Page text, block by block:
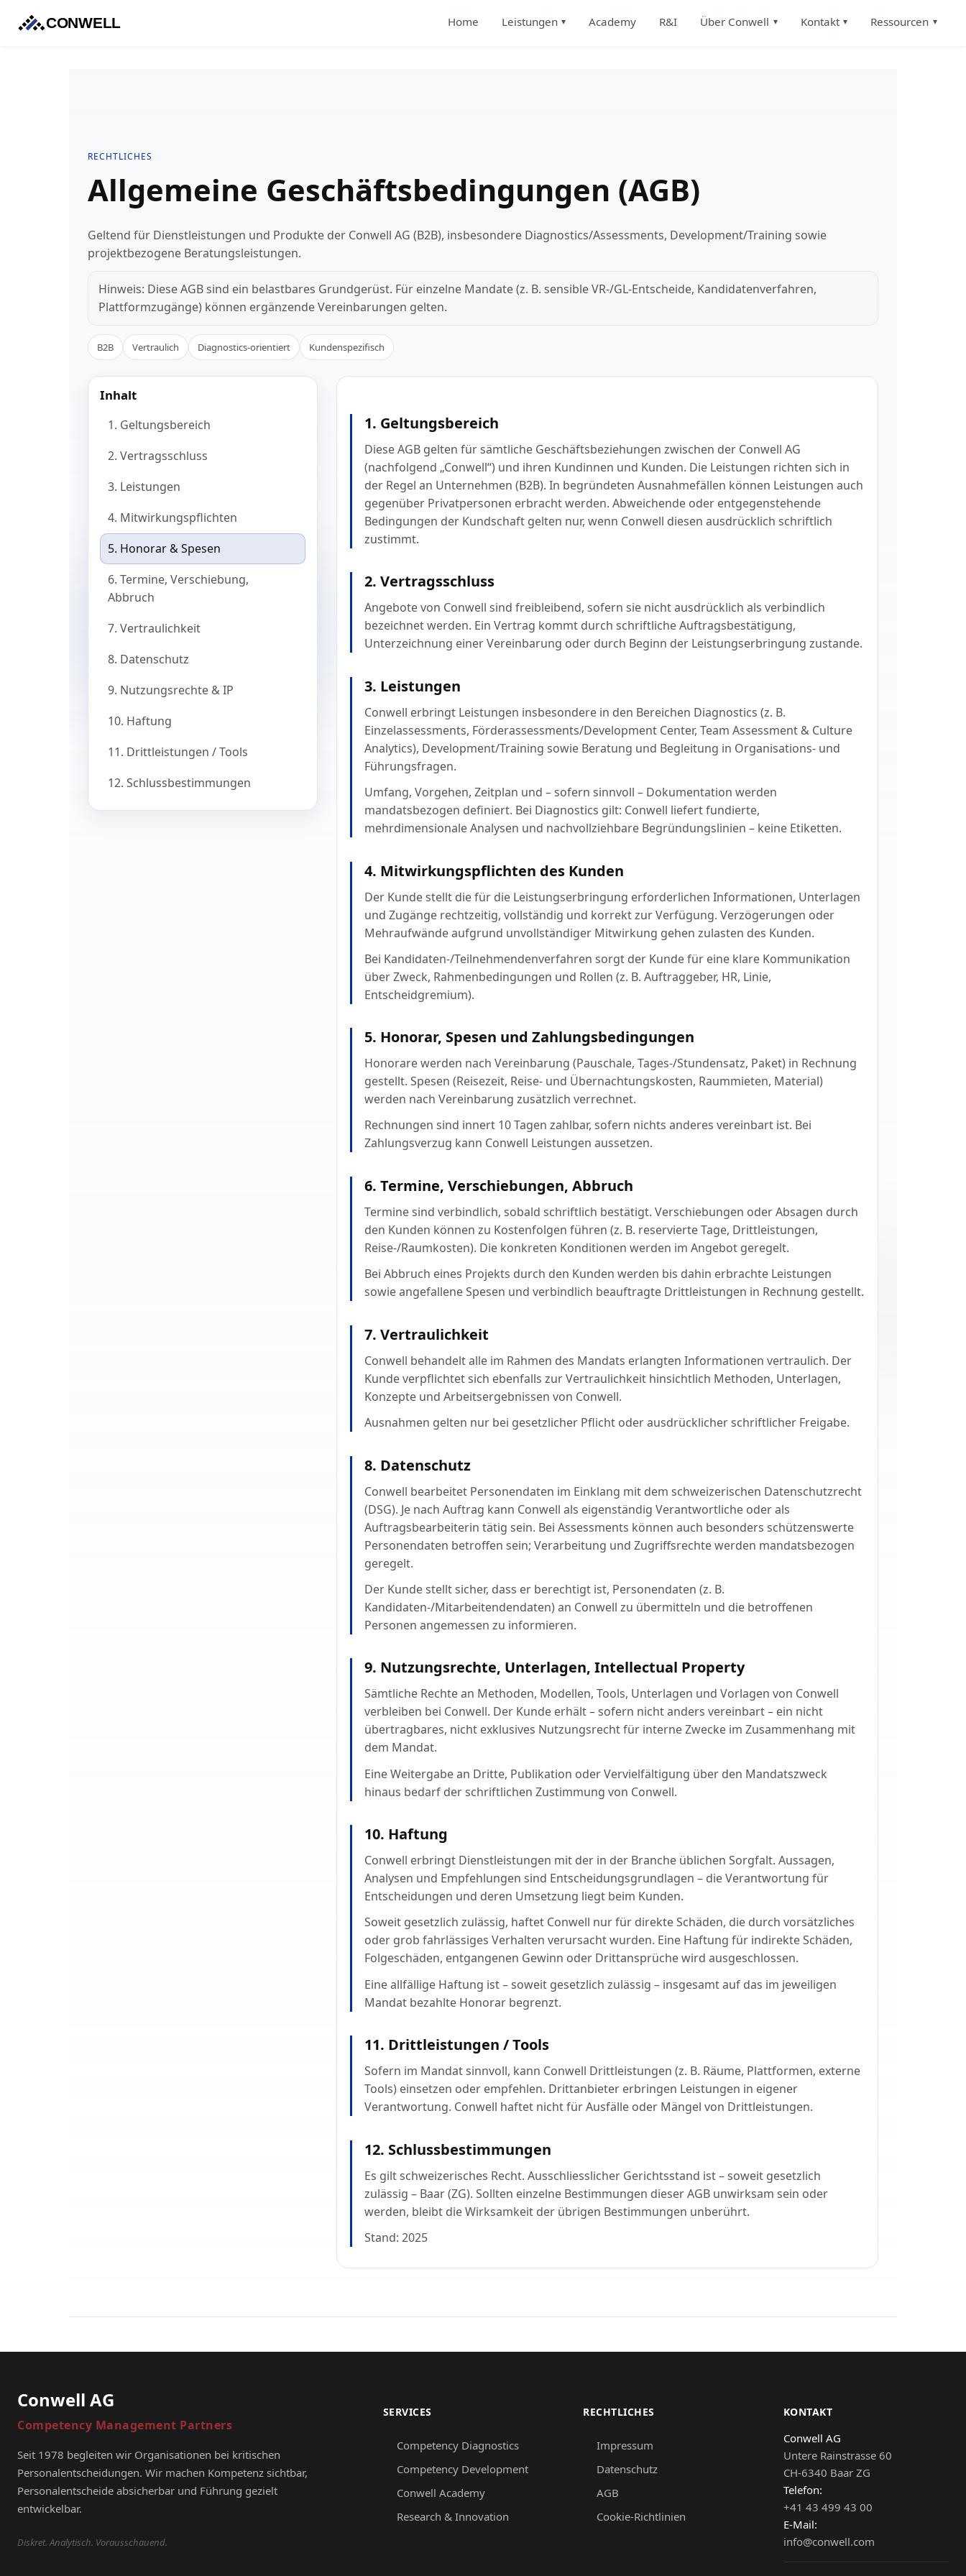
CONWELL Home Leistungen Academy R&I Über Conwell Kontakt Ressourcen
RECHTLICHES
Allgemeine Geschäftsbedingungen (AGB)
Geltend für Dienstleistungen und Produkte der Conwell AG (B2B), insbesondere Diagnostics/Assessments, Development/Training sowie
projektbezogene Beratungsleistungen.
Hinweis: Diese AGB sind ein belastbares Grundgerüst. Für einzelne Mandate (z. B. sensible VR-/GL-Entscheide, Kandidatenverfahren,
Plattformzugänge) können ergänzende Vereinbarungen gelten.
B2B Vertraulich Diagnostics-orientiert Kundenspezifisch
Inhalt
1. Geltungsbereich
2. Vertragsschluss
3. Leistungen
4. Mitwirkungspflichten
5. Honorar & Spesen
6. Termine, Verschiebung,
Abbruch
7. Vertraulichkeit
8. Datenschutz
9. Nutzungsrechte & IP
10. Haftung
11. Drittleistungen / Tools
12. Schlussbestimmungen
1. Geltungsbereich
Diese AGB gelten für sämtliche Geschäftsbeziehungen zwischen der Conwell AG
(nachfolgend „Conwell“) und ihren Kundinnen und Kunden. Die Leistungen richten sich in
der Regel an Unternehmen (B2B). In begründeten Ausnahmefällen können Leistungen auch
gegenüber Privatpersonen erbracht werden. Abweichende oder entgegenstehende
Bedingungen der Kundschaft gelten nur, wenn Conwell diesen ausdrücklich schriftlich
zustimmt.
2. Vertragsschluss
Angebote von Conwell sind freibleibend, sofern sie nicht ausdrücklich als verbindlich
bezeichnet werden. Ein Vertrag kommt durch schriftliche Auftragsbestätigung,
Unterzeichnung einer Vereinbarung oder durch Beginn der Leistungserbringung zustande.
3. Leistungen
Conwell erbringt Leistungen insbesondere in den Bereichen Diagnostics (z. B.
Einzelassessments, Förderassessments/Development Center, Team Assessment & Culture
Analytics), Development/Training sowie Beratung und Begleitung in Organisations- und
Führungsfragen.
Umfang, Vorgehen, Zeitplan und – sofern sinnvoll – Dokumentation werden
mandatsbezogen definiert. Bei Diagnostics gilt: Conwell liefert fundierte,
mehrdimensionale Analysen und nachvollziehbare Begründungslinien – keine Etiketten.
4. Mitwirkungspflichten des Kunden
Der Kunde stellt die für die Leistungserbringung erforderlichen Informationen, Unterlagen
und Zugänge rechtzeitig, vollständig und korrekt zur Verfügung. Verzögerungen oder
Mehraufwände aufgrund unvollständiger Mitwirkung gehen zulasten des Kunden.
Bei Kandidaten-/Teilnehmendenverfahren sorgt der Kunde für eine klare Kommunikation
über Zweck, Rahmenbedingungen und Rollen (z. B. Auftraggeber, HR, Linie,
Entscheidgremium).
5. Honorar, Spesen und Zahlungsbedingungen
Honorare werden nach Vereinbarung (Pauschale, Tages-/Stundensatz, Paket) in Rechnung
gestellt. Spesen (Reisezeit, Reise- und Übernachtungskosten, Raummieten, Material)
werden nach Vereinbarung zusätzlich verrechnet.
Rechnungen sind innert 10 Tagen zahlbar, sofern nichts anderes vereinbart ist. Bei
Zahlungsverzug kann Conwell Leistungen aussetzen.
6. Termine, Verschiebungen, Abbruch
Termine sind verbindlich, sobald schriftlich bestätigt. Verschiebungen oder Absagen durch
den Kunden können zu Kostenfolgen führen (z. B. reservierte Tage, Drittleistungen,
Reise-/Raumkosten). Die konkreten Konditionen werden im Angebot geregelt.
Bei Abbruch eines Projekts durch den Kunden werden bis dahin erbrachte Leistungen
sowie angefallene Spesen und verbindlich beauftragte Drittleistungen in Rechnung gestellt.
7. Vertraulichkeit
Conwell behandelt alle im Rahmen des Mandats erlangten Informationen vertraulich. Der
Kunde verpflichtet sich ebenfalls zur Vertraulichkeit hinsichtlich Methoden, Unterlagen,
Konzepte und Arbeitsergebnissen von Conwell.
Ausnahmen gelten nur bei gesetzlicher Pflicht oder ausdrücklicher schriftlicher Freigabe.
8. Datenschutz
Conwell bearbeitet Personendaten im Einklang mit dem schweizerischen Datenschutzrecht
(DSG). Je nach Auftrag kann Conwell als eigenständig Verantwortliche oder als
Auftragsbearbeiterin tätig sein. Bei Assessments können auch besonders schützenswerte
Personendaten betroffen sein; Verarbeitung und Zugriffsrechte werden mandatsbezogen
geregelt.
Der Kunde stellt sicher, dass er berechtigt ist, Personendaten (z. B.
Kandidaten-/Mitarbeitendendaten) an Conwell zu übermitteln und die betroffenen
Personen angemessen zu informieren.
9. Nutzungsrechte, Unterlagen, Intellectual Property
Sämtliche Rechte an Methoden, Modellen, Tools, Unterlagen und Vorlagen von Conwell
verbleiben bei Conwell. Der Kunde erhält – sofern nicht anders vereinbart – ein nicht
übertragbares, nicht exklusives Nutzungsrecht für interne Zwecke im Zusammenhang mit
dem Mandat.
Eine Weitergabe an Dritte, Publikation oder Vervielfältigung über den Mandatszweck
hinaus bedarf der schriftlichen Zustimmung von Conwell.
10. Haftung
Conwell erbringt Dienstleistungen mit der in der Branche üblichen Sorgfalt. Aussagen,
Analysen und Empfehlungen sind Entscheidungsgrundlagen – die Verantwortung für
Entscheidungen und deren Umsetzung liegt beim Kunden.
Soweit gesetzlich zulässig, haftet Conwell nur für direkte Schäden, die durch vorsätzliches
oder grob fahrlässiges Verhalten verursacht wurden. Eine Haftung für indirekte Schäden,
Folgeschäden, entgangenen Gewinn oder Drittansprüche wird ausgeschlossen.
Eine allfällige Haftung ist – soweit gesetzlich zulässig – insgesamt auf das im jeweiligen
Mandat bezahlte Honorar begrenzt.
11. Drittleistungen / Tools
Sofern im Mandat sinnvoll, kann Conwell Drittleistungen (z. B. Räume, Plattformen, externe
Tools) einsetzen oder empfehlen. Drittanbieter erbringen Leistungen in eigener
Verantwortung. Conwell haftet nicht für Ausfälle oder Mängel von Drittleistungen.
12. Schlussbestimmungen
Es gilt schweizerisches Recht. Ausschliesslicher Gerichtsstand ist – soweit gesetzlich
zulässig – Baar (ZG). Sollten einzelne Bestimmungen dieser AGB unwirksam sein oder
werden, bleibt die Wirksamkeit der übrigen Bestimmungen unberührt.
Stand: 2025
Conwell AG
Competency Management Partners
Seit 1978 begleiten wir Organisationen bei kritischen
Personalentscheidungen. Wir machen Kompetenz sichtbar,
Personalentscheide absicherbar und Führung gezielt
entwickelbar.
Diskret. Analytisch. Vorausschauend.
SERVICES
Competency Diagnostics
Competency Development
Conwell Academy
Research & Innovation
RECHTLICHES
Impressum
Datenschutz
AGB
Cookie-Richtlinien
KONTAKT
Conwell AG
Untere Rainstrasse 60
CH-6340 Baar ZG
Telefon:
+41 43 499 43 00
E-Mail:
info@conwell.com